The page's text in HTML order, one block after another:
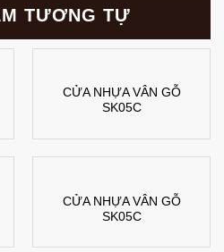
TƯƠNG TỰ
CỬA NHỰA VÂN GỖ
SK05C
CỬA NHỰA VÂN GỖ
SK05C